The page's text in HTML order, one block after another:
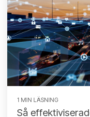
1 MIN LÄSNING
Så